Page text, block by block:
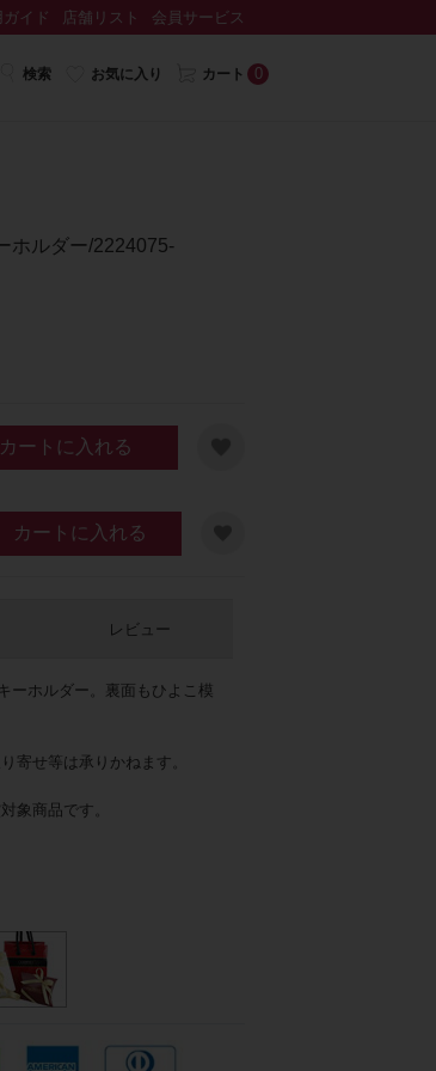
ガイド 店舗リスト 会員サービス
検索 お気に入り カート 0
ホルダー/2224075-
カートに入れる
カートに入れる
ーホルダー。裏面もひよこ模
寄せ等は承りかねます。
象商品です。
レビュー